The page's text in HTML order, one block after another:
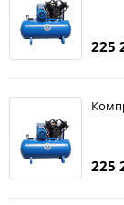
225
225